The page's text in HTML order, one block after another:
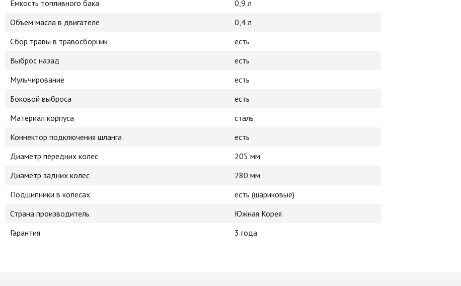
Емкость топливного бака
0,9 л
Объем масла в двигателе
0,4 л
Сбор травы в травосборник
есть
Выброс назад
есть
Мульчирование
есть
Боковой выброса
есть
Материал корпуса
сталь
Коннектор подключения шланга
есть
Диаметр передних колес
205 мм
Диаметр задних колес
280 мм
Подшипники в колесах
есть (шариковые)
Страна производитель
Южная Корея
Гарантия
3 года